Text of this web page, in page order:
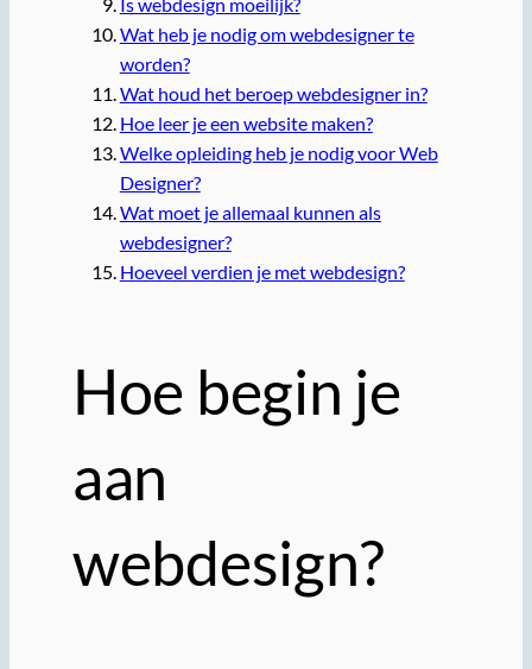
Wat heb je nodig om webdesigner te
worden?
Wat houd het beroep webdesigner in?
Hoe leer je een website maken?
Welke opleiding heb je nodig voor Web
Designer?
Wat moet je allemaal kunnen als
webdesigner?
Hoeveel verdien je met webdesign?
Hoe begin je
aan
webdesign?